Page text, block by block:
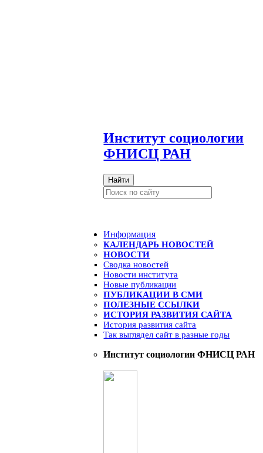
Институт социологии
ФНИСЦ РАН
Найти
Информация
КАЛЕНДАРЬ НОВОСТЕЙ
НОВОСТИ
Сводка новостей
Новости института
Новые публикации
ПУБЛИКАЦИИ В СМИ
ПОЛЕЗНЫЕ ССЫЛКИ
ИСТОРИЯ РАЗВИТИЯ САЙТА
История развития сайта
Так выглядел сайт в разные годы
Институт социологии ФНИСЦ РАН